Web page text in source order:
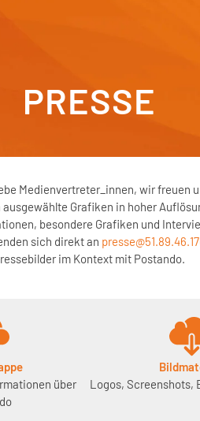
PRESSE
Medienvertreter_innen, wir freuen
Grafiken in hoher
besondere Grafiken und
sich direkt an
im Kontext mit Postando.
über
Logos, Screenshots,